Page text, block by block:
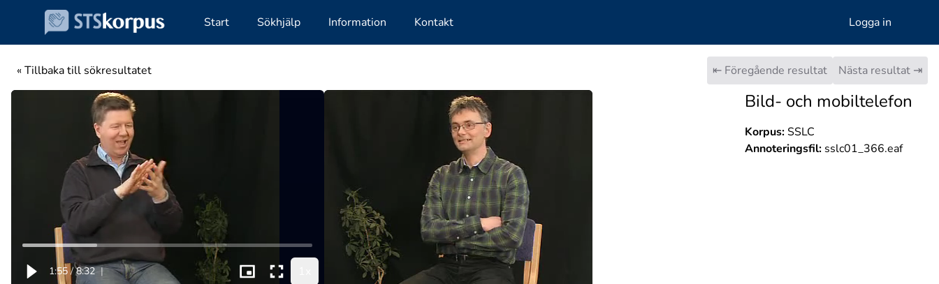
Start Sökhjälp Information Kontakt Logga in
« Tillbaka till sökresultatet ⇤ Föregående resultat Nästa resultat ⇥
1:55 / 8:32 |
Bild- och mobiltelefon
Korpus:SSLC
Annoteringsfil:sslc01_366.eaf